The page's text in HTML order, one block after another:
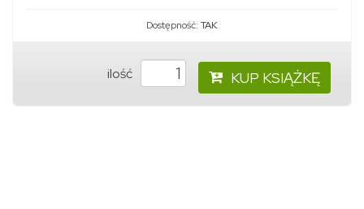
Dostępność: TAK
ilość KUP KSIĄŻKĘ